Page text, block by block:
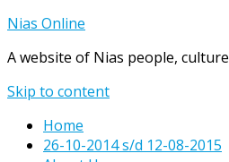
Nias Online
A website of Nias people,
Skip to content
Home
26-10-2014 s/d 12-08-2015